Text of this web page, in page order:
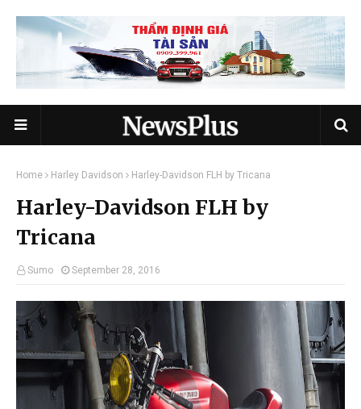
Home Harley Davidson Harley-Davidson FLH by Tricana
Harley-Davidson FLH by
Tricana
Sumo September 28, 2016